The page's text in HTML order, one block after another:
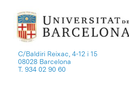
C/Baldiri Reixac, 4-12 i 15
08028 Barcelona
T. 934 02 90 60